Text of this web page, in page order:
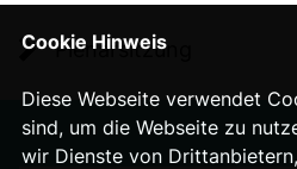
Plenarsitzung
Cookie Hinweis
Diese Webseite verwendet
sind, um die Webseite zu
wir Dienste von